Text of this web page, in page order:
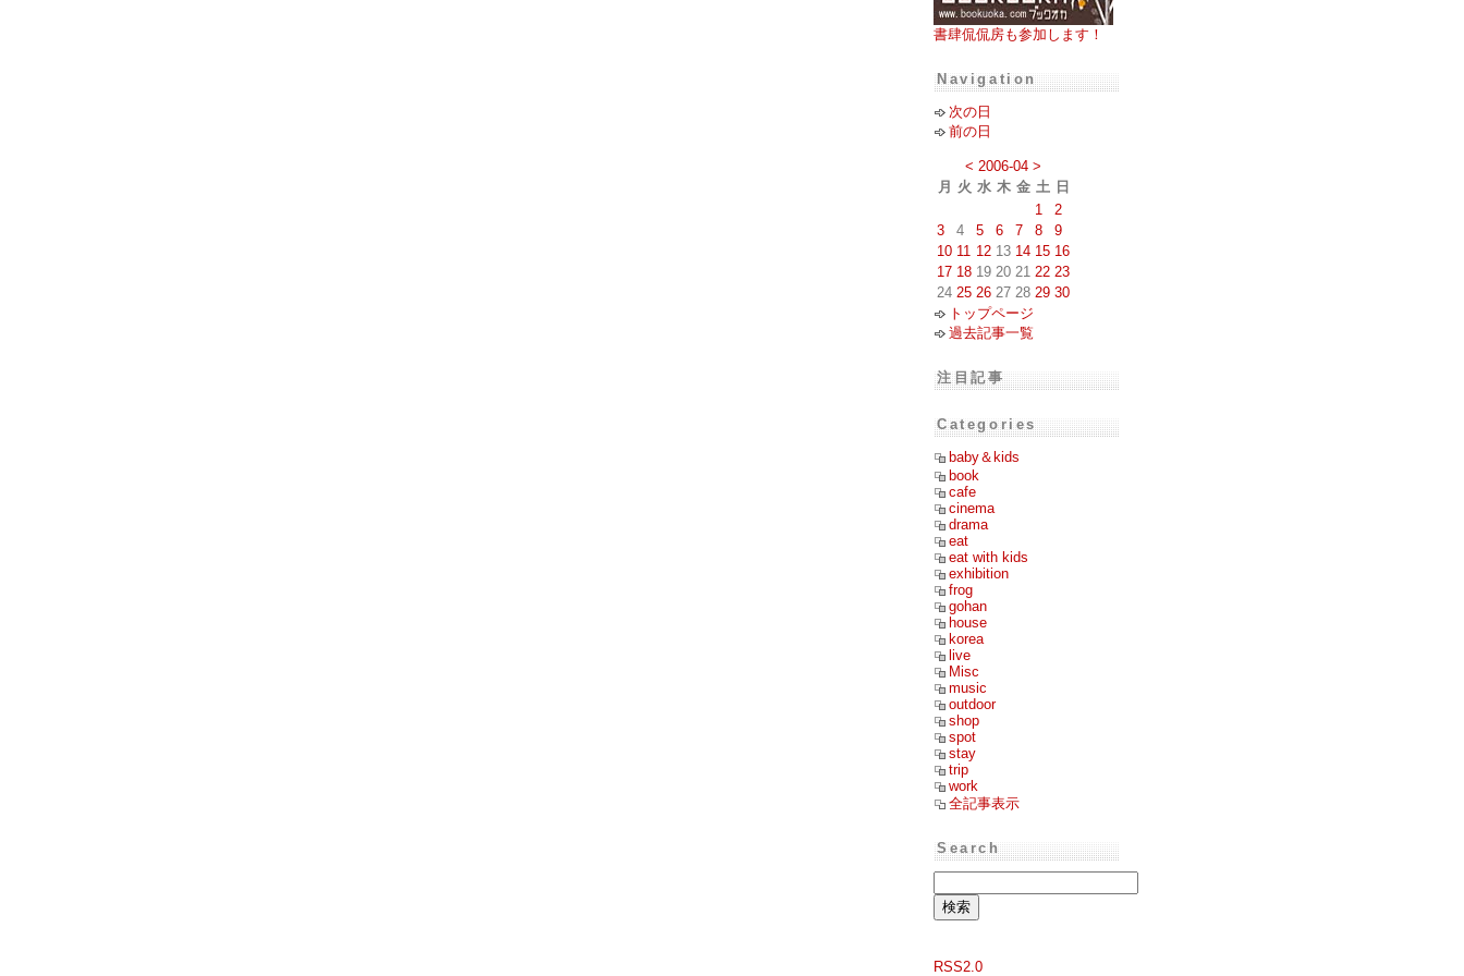
書肆侃侃房も参加します！
Navigation
次の日
前の日
< 2006-04 >
月
火 水 木 金 土 日
1
2
3
4 5 6 7 8
9
10 11 12 13 14 15 16
17 18 19 20 21 22 23
24 25 26 27 28 29 30
トップページ
過去記事一覧
注目記事
Categories
baby＆kids
book
cafe
cinema
drama
eat
eat with kids
exhibition
frog
gohan
house
korea
live
Misc
music
outdoor
shop
spot
stay
trip
work
全記事表示
Search
RSS2.0